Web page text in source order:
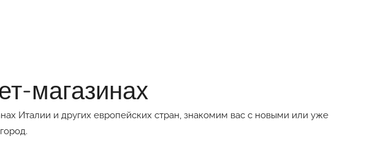
магазинах
Италии и других европейских стран, знакомим вас с новыми или уже